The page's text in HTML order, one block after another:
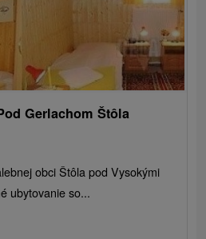
Gerlachom Štôla
obci Štôla pod Vysokými
ubytovanie so...